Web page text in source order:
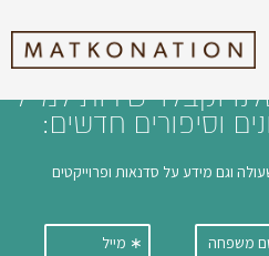
וקבלו ישירות למייל
וסיפורים חדשים: